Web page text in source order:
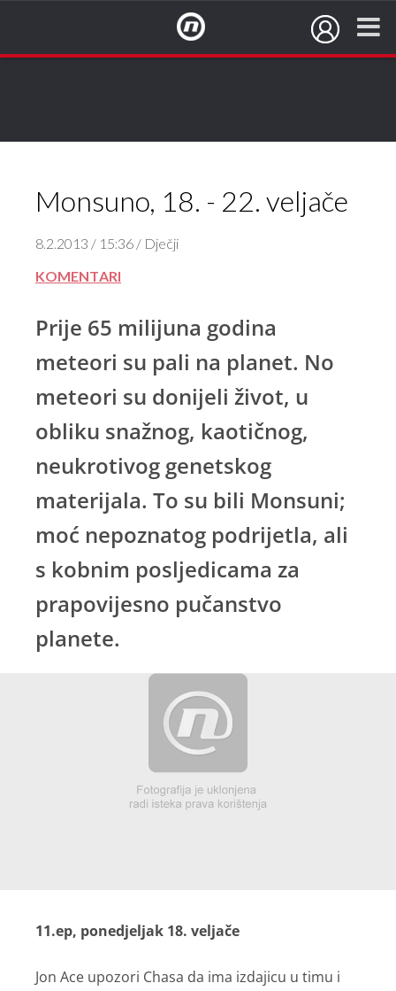
Monsuno, 18. - 22. veljače
8.2.2013 / 15:36 / Dječji
KOMENTARI
Prije 65 milijuna godina
meteori su pali na planet. No
meteori su donijeli život, u
obliku snažnog, kaotičnog,
neukrotivog genetskog
materijala. To su bili Monsuni;
moć nepoznatog podrijetla, ali
s kobnim posljedicama za
prapovijesno pučanstvo
planete.
11.ep, ponedjeljak 18. veljače
Jon Ace upozori Chasa da ima izdajicu u timu i